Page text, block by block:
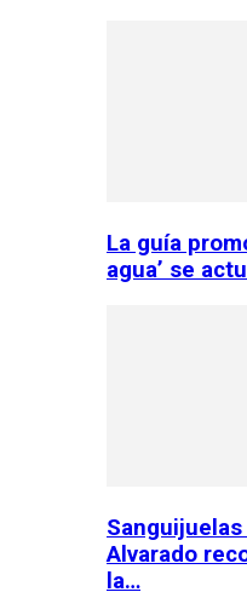
La guía
agua’ se
Sanguijuelas
Alvarado
la…